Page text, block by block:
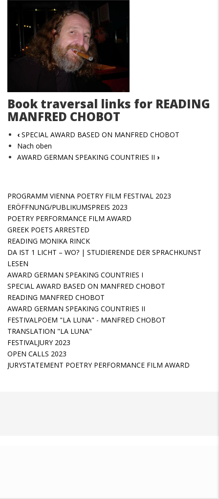
Book traversal links for READING
MANFRED CHOBOT
‹ SPECIAL AWARD BASED ON MANFRED CHOBOT
Nach oben
AWARD GERMAN SPEAKING COUNTRIES II ›
PROGRAMM VIENNA POETRY FILM FESTIVAL 2023
ERÖFFNUNG/PUBLIKUMSPREIS 2023
POETRY PERFORMANCE FILM AWARD
GREEK POETS ARRESTED
READING MONIKA RINCK
DA IST 1 LICHT – WO? | STUDIERENDE DER SPRACHKUNST
LESEN
AWARD GERMAN SPEAKING COUNTRIES I
SPECIAL AWARD BASED ON MANFRED CHOBOT
READING MANFRED CHOBOT
AWARD GERMAN SPEAKING COUNTRIES II
FESTIVALPOEM "LA LUNA" - MANFRED CHOBOT
TRANSLATION "LA LUNA"
FESTIVALJURY 2023
OPEN CALLS 2023
JURYSTATEMENT POETRY PERFORMANCE FILM AWARD